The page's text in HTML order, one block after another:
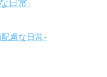
慮な日常-